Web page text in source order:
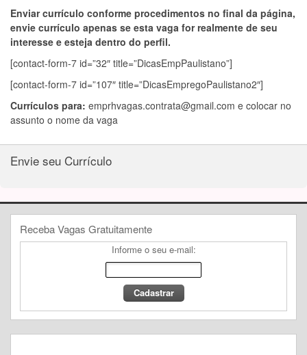
Enviar currículo conforme procedimentos no final da página,
envie currículo apenas se esta vaga for realmente de seu
interesse e esteja dentro do perfil.
[contact-form-7 id=”32″ title=”DicasEmpPaulistano”]
[contact-form-7 id=”107″ title=”DicasEmpregoPaulistano2″]
Currículos para: emprhvagas.contrata@gmail.com e colocar no
assunto o nome da vaga
Envie seu Currículo
Receba Vagas Gratuitamente
Informe o seu e-mail: